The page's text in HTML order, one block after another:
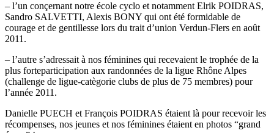
– l’un conçernant notre école cyclo et notamment Elrik POIDRAS,
Sandro SALVETTI, Alexis BONY qui ont été formidable de
courage et de gentillesse lors du trait d’union Verdun-Flers en août
2011.
– l’autre s’adressait à nos féminines qui recevaient le trophée de la
plus forteparticipation aux randonnées de la ligue Rhône Alpes
(challenge de ligue-catègorie clubs de plus de 75 membres) pour
l’année 2011.
Danielle PUECH et François POIDRAS étaient là pour recevoir les
récompenses, nos jeunes et nos féminines étaient en photos “grand